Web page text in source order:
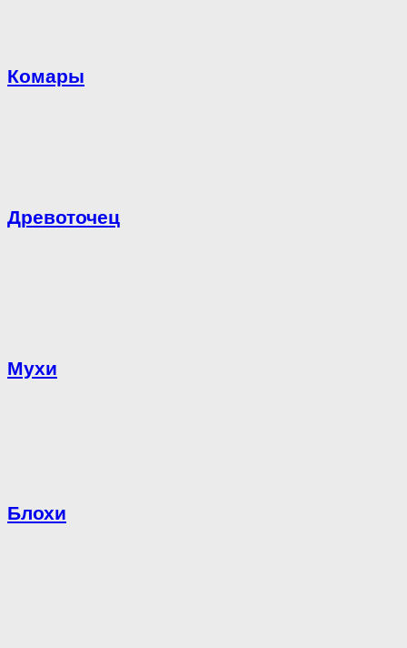
Комары
Древоточец
Мухи
Блохи